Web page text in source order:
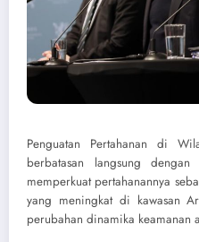
Penguatan Pertahanan di
berbatasan langsung
memperkuat pertahanannya
yang meningkat di kawasan
perubahan dinamika keamanan